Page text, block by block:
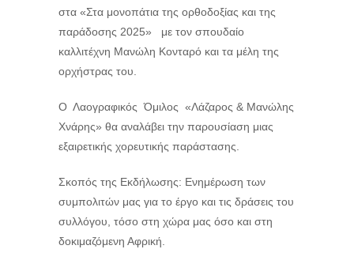
στα «Στα μονοπάτια της ορθοδοξίας και της
παράδοσης 2025» με τον σπουδαίο
καλλιτέχνη Μανώλη Κονταρό και τα μέλη της
ορχήστρας του.
Ο Λαογραφικός Όμιλος «Λάζαρος & Μανώλης
Χνάρης» θα αναλάβει την παρουσίαση μιας
εξαιρετικής χορευτικής παράστασης.
Σκοπός της Εκδήλωσης: Ενημέρωση των
συμπολιτών μας για το έργο και τις δράσεις του
συλλόγου, τόσο στη χώρα μας όσο και στη
δοκιμαζόμενη Αφρική.